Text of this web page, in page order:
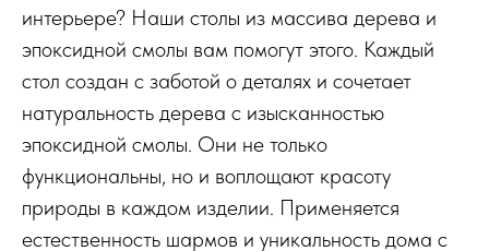
интерьере? Наши столы из массива дерева и
эпоксидной смолы вам помогут этого. Каждый
стол создан с заботой о деталях и сочетает
натуральность дерева с изысканностью
эпоксидной смолы. Они не только
функциональны, но и воплощают красоту
природы в каждом изделии. Применяется
естественность шармов и уникальность дома с